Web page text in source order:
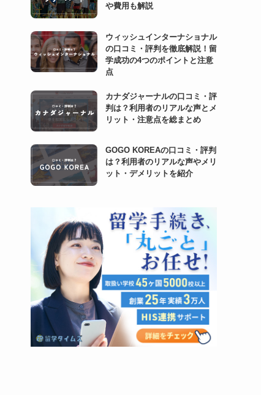
や費用も解説
ウィッシュインターナショナル
の口コミ・評判を徹底解説！留
学成功の4つのポイントと注意
点
カナダジャーナルの口コミ・評
判は？利用者のリアルな声とメ
リット・注意点を総まとめ
GOGO KOREAの口コミ・評判
は？利用者のリアルな声やメリ
ット・デメリットを紹介